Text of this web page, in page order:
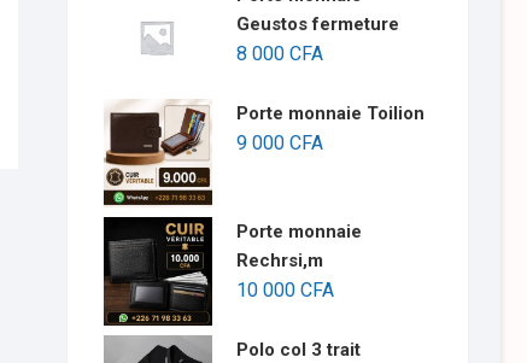
Geustos fermeture
8 000 CFA
Porte monnaie Toilion
9 000 CFA
Porte monnaie
Rechrsi,m
10 000 CFA
Polo col 3 trait